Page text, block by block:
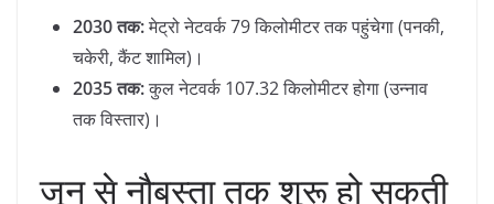
2030 तक:मेट्रो नेटवर्क 79 किलोमीटर तक पहुंचेगा (पनकी,
चकेरी, कैंट शामिल)।
2035 तक:कुल नेटवर्क 107.32 किलोमीटर होगा (उन्नाव
तक विस्तार)।
​जून से नौबस्ता तक शुरू हो सकती